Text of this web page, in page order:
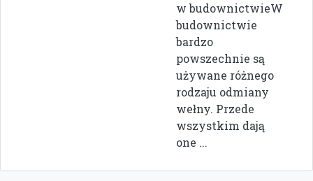
w budownictwieW
budownictwie
bardzo
powszechnie są
używane różnego
rodzaju odmiany
wełny. Przede
wszystkim dają
one ...